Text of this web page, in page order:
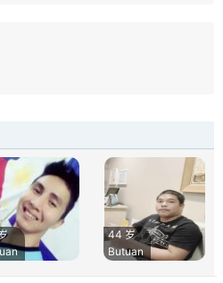
44 岁
Butuan